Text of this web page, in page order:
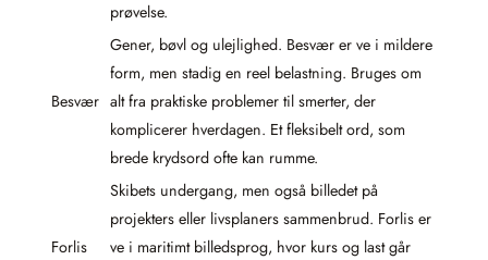
prøvelse.
Besvær
Gener, bøvl og ulejlighed. Besvær er ve i mildere
form, men stadig en reel belastning. Bruges om
alt fra praktiske problemer til smerter, der
komplicerer hverdagen. Et fleksibelt ord, som
brede krydsord ofte kan rumme.
Forlis
Skibets undergang, men også billedet på
projekters eller livsplaners sammenbrud. Forlis er
ve i maritimt billedsprog, hvor kurs og last går